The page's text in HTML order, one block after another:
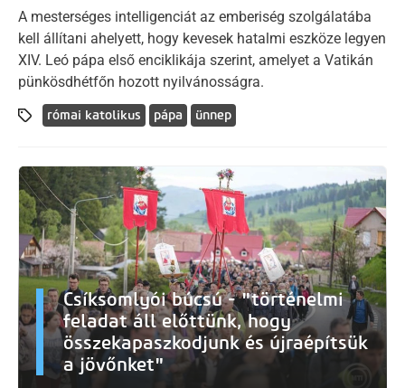
A mesterséges intelligenciát az emberiség szolgálatába
kell állítani ahelyett, hogy kevesek hatalmi eszköze legyen
XIV. Leó pápa első enciklikája szerint, amelyet a Vatikán
pünkösdhétfőn hozott nyilvánosságra.
római katolikus pápa ünnep
Csíksomlyói búcsú - "történelmi
feladat áll előttünk, hogy
összekapaszkodjunk és újraépítsük
a jövőnket"